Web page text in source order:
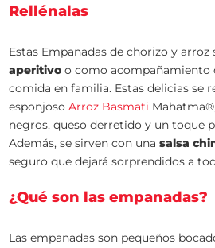
Rellénalas
Estas Empanadas de chorizo y arroz
aperitivo o como acompañamiento
comida en familia. Estas delicias se
esponjosoArroz Basmati
negros, queso derretido y un toque
Además, se sirven con unasalsa
seguro que dejará sorprendidos a
¿Qué son las empanadas?
Las empanadas son pequeños